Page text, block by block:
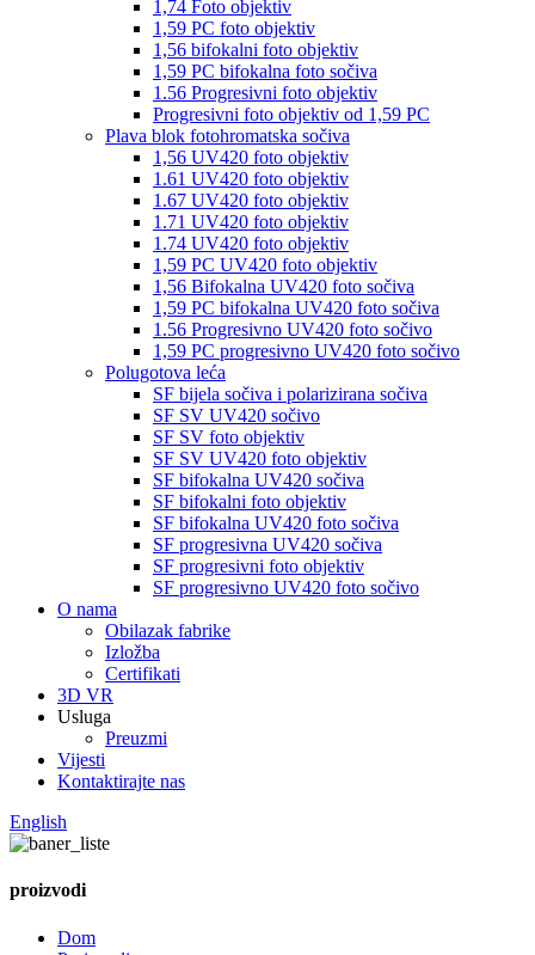
1,74 Foto objektiv
1,59 PC foto objektiv
1,56 bifokalni foto objektiv
1,59 PC bifokalna foto sočiva
1.56 Progresivni foto objektiv
Progresivni foto objektiv od 1,59 PC
Plava blok fotohromatska sočiva
1,56 UV420 foto objektiv
1.61 UV420 foto objektiv
1.67 UV420 foto objektiv
1.71 UV420 foto objektiv
1.74 UV420 foto objektiv
1,59 PC UV420 foto objektiv
1,56 Bifokalna UV420 foto sočiva
1,59 PC bifokalna UV420 foto sočiva
1.56 Progresivno UV420 foto sočivo
1,59 PC progresivno UV420 foto sočivo
Polugotova leća
SF bijela sočiva i polarizirana sočiva
SF SV UV420 sočivo
SF SV foto objektiv
SF SV UV420 foto objektiv
SF bifokalna UV420 sočiva
SF bifokalni foto objektiv
SF bifokalna UV420 foto sočiva
SF progresivna UV420 sočiva
SF progresivni foto objektiv
SF progresivno UV420 foto sočivo
O nama
Obilazak fabrike
Izložba
Certifikati
3D VR
Usluga
Preuzmi
Vijesti
Kontaktirajte nas
English
proizvodi
Dom